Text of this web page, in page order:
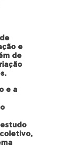
e
de
e a